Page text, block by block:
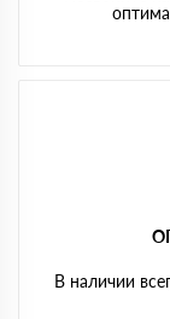
В наличии